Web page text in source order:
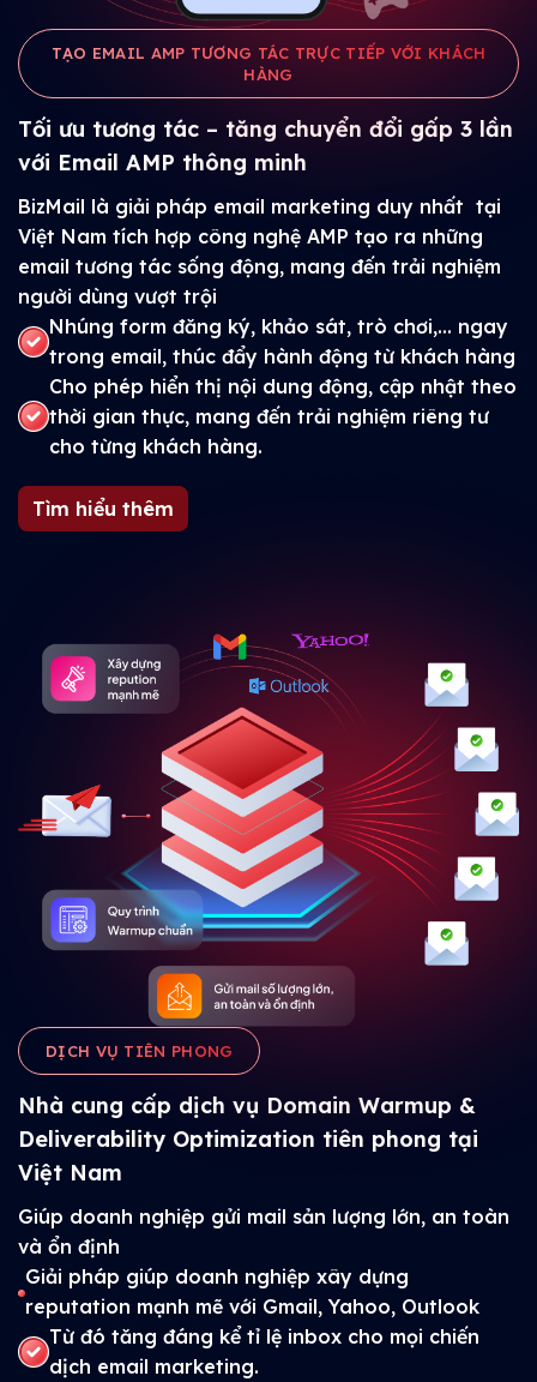
TẠO EMAIL AMP TƯƠNG TÁC TRỰC TIẾP VỚI KHÁCH
HÀNG
Tối ưu tương tác – tăng chuyển đổi gấp 3 lần
với Email AMP thông minh
BizMail là giải pháp email marketing duy nhất tại
Việt Nam tích hợp công nghệ AMP tạo ra những
email tương tác sống động, mang đến trải nghiệm
người dùng vượt trội
Nhúng form đăng ký, khảo sát, trò chơi,... ngay
trong email, thúc đẩy hành động từ khách hàng
Cho phép hiển thị nội dung động, cập nhật theo
thời gian thực, mang đến trải nghiệm riêng tư
cho từng khách hàng.
Tìm hiểu thêm
DỊCH VỤ TIÊN PHONG
Nhà cung cấp dịch vụ Domain Warmup &
Deliverability Optimization tiên phong tại
Việt Nam
Giúp doanh nghiệp gửi mail sản lượng lớn, an toàn
và ổn định
Giải pháp giúp doanh nghiệp xây dựng
reputation mạnh mẽ với Gmail, Yahoo, Outlook
Từ đó tăng đáng kể tỉ lệ inbox cho mọi chiến
dịch email marketing.